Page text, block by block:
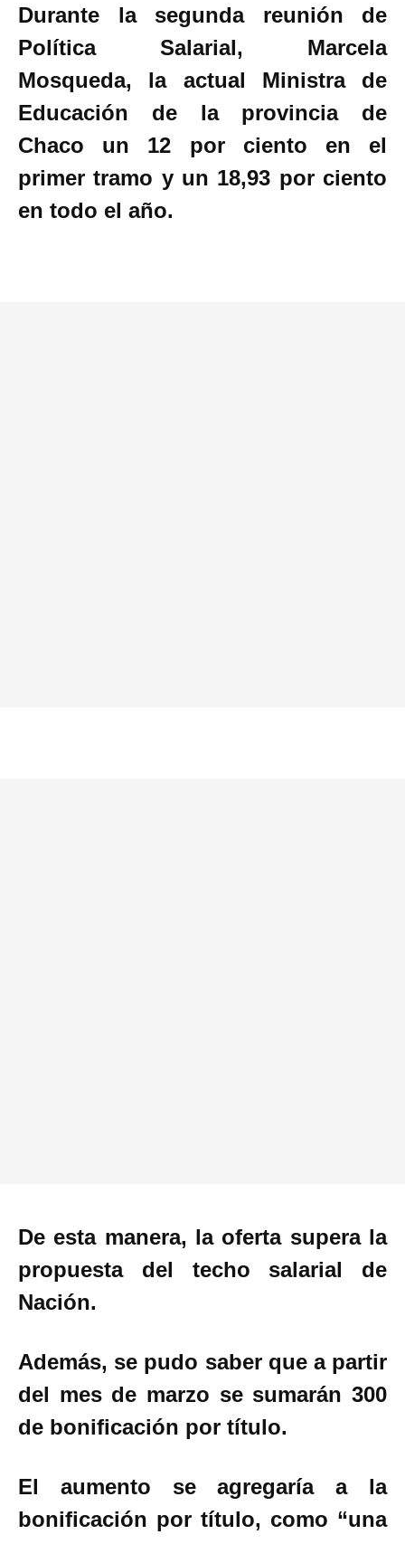
ce
b
o
o
k
tt
er
at
p
p
ail m
p
ar
tir
Durante la segunda reunión de
Política Salarial, Marcela
Mosqueda, la actual Ministra de
Educación de la provincia de
Chaco un 12 por ciento en el
primer tramo y un 18,93 por ciento
en todo el año.
De esta manera, la oferta supera la
propuesta del techo salarial de
Nación.
Además, se pudo saber que a partir
del mes de marzo se sumarán 300
de bonificación por título.
El aumento se agregaría a la
bonificación por título, como “una